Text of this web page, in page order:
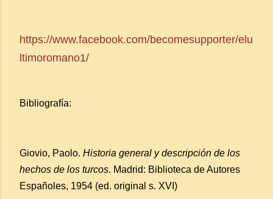
https://www.facebook.com/becomesupporter/elu
ltimoromano1/
Bibliografía:
Giovio, Paolo. Historia general y descripción de los
hechos de los turcos. Madrid: Biblioteca de Autores
Españoles, 1954 (ed. original s. XVI)